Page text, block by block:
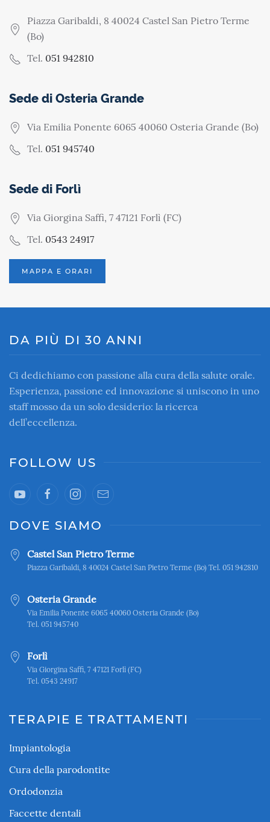
Piazza Garibaldi, 8 40024 Castel San Pietro Terme
(Bo)
Tel. 051 942810
Sede di Osteria Grande
Via Emilia Ponente 6065 40060 Osteria Grande (Bo)
Tel. 051 945740
Sede di Forlì
Via Giorgina Saffi, 7 47121 Forlì (FC)
Tel. 0543 24917
MAPPA E ORARI
DA PIÙ DI 30 ANNI
Ci dedichiamo con passione alla cura della salute orale.
Esperienza, passione ed innovazione si uniscono in uno
staff mosso da un solo desiderio: la ricerca
dell’eccellenza.
FOLLOW US
DOVE SIAMO
Castel San Pietro Terme
Piazza Garibaldi, 8 40024 Castel San Pietro Terme (Bo) Tel. 051 942810
Osteria Grande
Via Emilia Ponente 6065 40060 Osteria Grande (Bo)
Tel. 051 945740
Forlì
Via Giorgina Saffi, 7 47121 Forlì (FC)
Tel. 0543 24917
TERAPIE E TRATTAMENTI
Impiantologia
Cura della parodontite
Ordodonzia
Faccette dentali